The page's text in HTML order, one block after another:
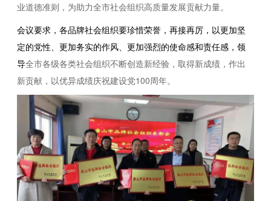
业道德准则，为助力全市社会组织高质量发展贡献力量。
会议要求，各品牌社会组织要珍惜荣誉，再接再厉，以更加坚
定的党性、更加务实的作风、更加强烈的使命感和责任感，领
导全市各级各类社会组织不断创造新经验，取得新成绩，作出
新贡献，以优异成绩庆祝建设党100周年。